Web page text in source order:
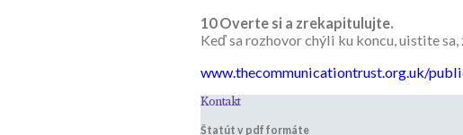
10 Overte si a zrekapitulujte.
Keď sa rozhovor chýli ku koncu, uistite
www.thecommunicationtrust.org.uk/
Kontakt
Štatút v pdf formáte